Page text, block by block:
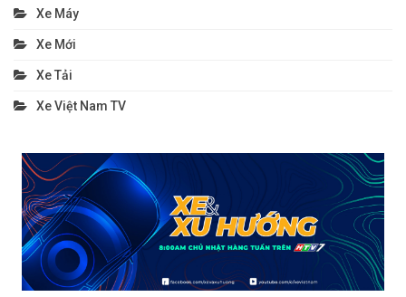
Xe Máy
Xe Mới
Xe Tải
Xe Việt Nam TV